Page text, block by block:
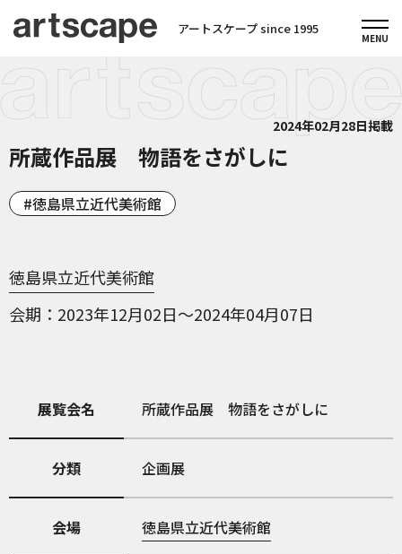
アートスケープ since 1995
2024年02月28日掲載
所蔵作品展 物語をさがしに
徳島県立近代美術館
徳島県立近代美術館
会期
2023年12月02日～2024年04月07日
展覧会名 所蔵作品展 物語をさがしに
分類 企画展
会場 徳島県立近代美術館